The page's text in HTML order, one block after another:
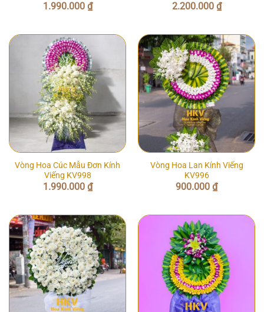
1.990.000 ₫ 2.200.000 ₫
Vòng Hoa Cúc Mẫu Đơn Kính
Viếng KV998
1.990.000 ₫
Vòng Hoa Lan Kính Viếng
KV996
900.000 ₫